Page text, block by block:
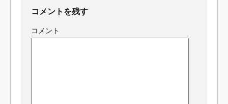
コメントを残す
コメント